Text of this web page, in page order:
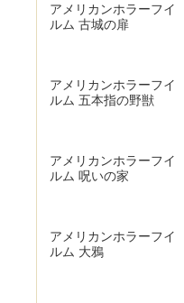
アメリカンホラーフイ
ルム 古城の扉
アメリカンホラーフイ
ルム 五本指の野獣
アメリカンホラーフイ
ルム 呪いの家
アメリカンホラーフイ
ルム 大鴉